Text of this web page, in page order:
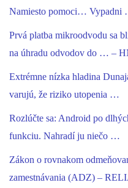
Namiesto pomoci… Vypadni
Prvá platba mikroodvodu sa
na úhradu odvodov do … –
Extrémne nízka hladina
varujú, že riziko utopenia …
Rozlúčte sa: Android po
funkciu. Nahradí ju niečo …
Zákon o rovnakom
zamestnávania (ADZ) –